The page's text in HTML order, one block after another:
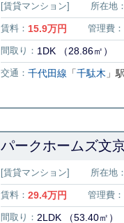
[賃貸マンション] 所在地：
賃料： 15.9万円 管理費：
間取り： 1DK （28.86㎡）
交通： 千代田線 「千駄木 」
パークホームズ文
[賃貸マンション] 所在地：
賃料： 29.4万円 管理費：
間取り： 2LDK （53.40㎡）